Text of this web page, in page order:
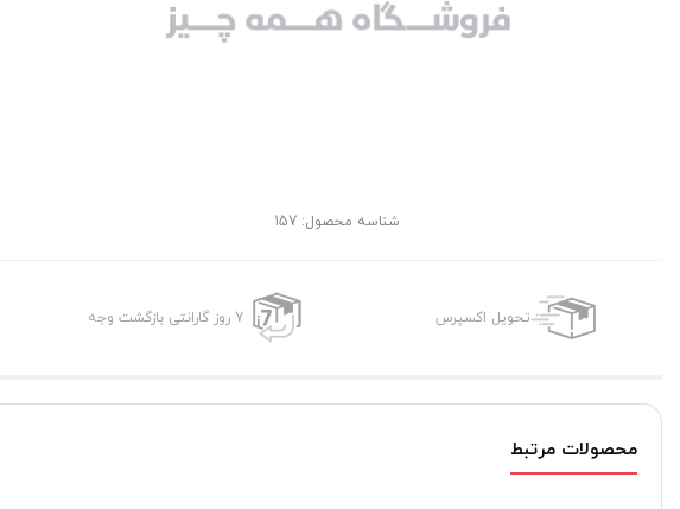
شناسه محصول: 157
تحویل اکسپرس 7 روز گارانتی بازگشت وجه
محصولات مرتبط